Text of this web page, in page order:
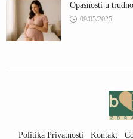
Opasnosti u
09/05/2025
Politika Privatnosti Kontakt